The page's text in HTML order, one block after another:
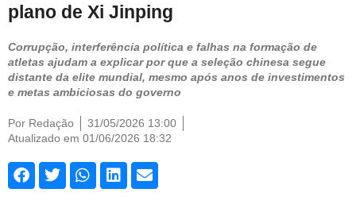
plano de Xi Jinping
Corrupção, interferência política e falhas na formação de
atletas ajudam a explicar por que a seleção chinesa segue
distante da elite mundial, mesmo após anos de investimentos
e metas ambiciosas do governo
Por Redação
31/05/2026 13:00
Atualizado em 01/06/2026 18:32